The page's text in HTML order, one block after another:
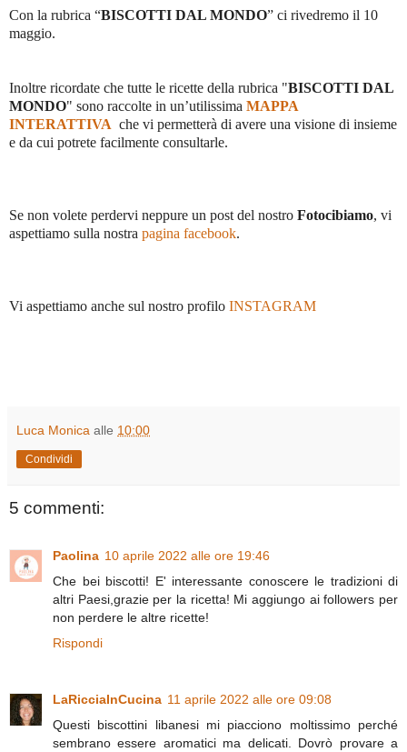
Con la rubrica “BISCOTTI DAL MONDO” ci rivedremo il 10
maggio.
Inoltre ricordate che tutte le ricette della rubrica "BISCOTTI DAL
MONDO" sono raccolte in un’utilissima MAPPA
INTERATTIVA che vi permetterà di avere una visione di insieme
e da cui potrete facilmente consultarle.
Se non volete perdervi neppure un post del nostro Fotocibiamo, vi
aspettiamo sulla nostra pagina facebook.
Vi aspettiamo anche sul nostro profilo INSTAGRAM
Luca Monica alle 10:00
Condividi
5 commenti:
Paolina 10 aprile 2022 alle ore 19:46
Che bei biscotti! E' interessante conoscere le tradizioni di
altri Paesi,grazie per la ricetta! Mi aggiungo ai followers per
non perdere le altre ricette!
Rispondi
LaRicciaInCucina 11 aprile 2022 alle ore 09:08
Questi biscottini libanesi mi piacciono moltissimo perché
sembrano essere aromatici ma delicati. Dovrò provare a